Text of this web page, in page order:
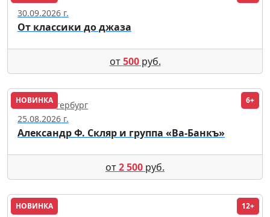
30.09.2026 г.
От классики до джаза
от500руб.
НОВИНКА 6+
Санкт-Петербург
25.08.2026 г.
Александр Ф. Скляр и группа «Ва-Банкъ»
от2 500 руб.
НОВИНКА 12+
Москва